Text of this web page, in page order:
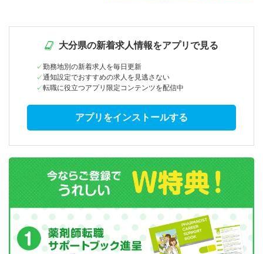
大分県の新着求人情報をアプリで見る
勤務地別の新着求人を毎日更新
通知設定でおすすめの求人を見逃さない
転職に役立つアプリ限定コンテンツを配信中
アプリをインストールする